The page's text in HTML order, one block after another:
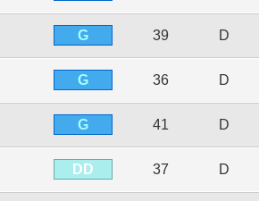
G 39 D
G 36 D
G 41 D
DD 37 D